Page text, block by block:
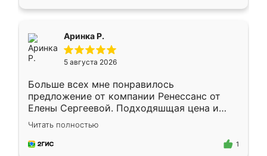
Аринка Р.
5 августа 2026
Больше всех мне понравилось
предложение от компании Ренессанс от
Елены Сергеевой. Подходяшщая цена и
короткие сроки изготовления. Приехавший
для замера сотрудник Владислав
предложил по моему эскизу самый
Читать полностью
1